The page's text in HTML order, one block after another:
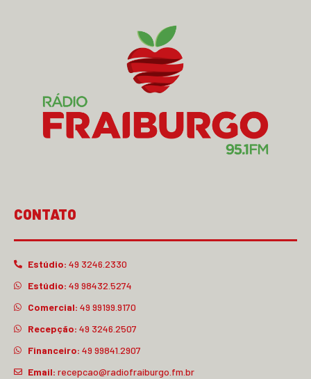
CONTATO
Estúdio: 49 3246.2330
Estúdio: 49 98432.5274
Comercial: 49 99199.9170
Recepção: 49 3246.2507
Financeiro: 49 99841.2907
Email: recepcao@radiofraiburgo.fm.br